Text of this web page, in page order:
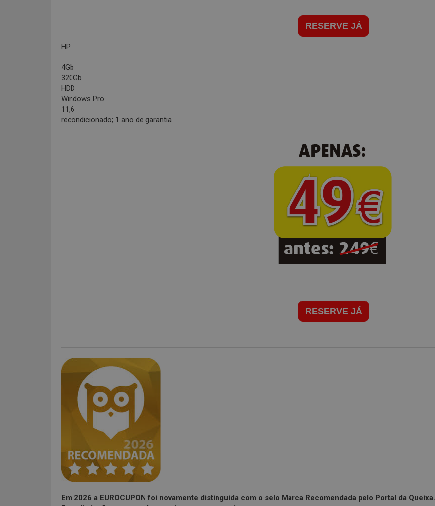
RESERVE JÁ
HP
4Gb
320Gb
HDD
Windows Pro
11,6
recondicionado; 1 ano de garantia
RESERVE JÁ
Em 2026 a EUROCUPON foi novamente distinguida com o selo Marca Recomendada pelo Portal da Queixa.